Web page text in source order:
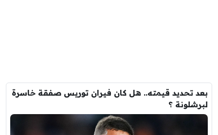
بعد تحديد قيمته.. هل كان فيران توريس صفقة خاسرة
لبرشلونة ؟